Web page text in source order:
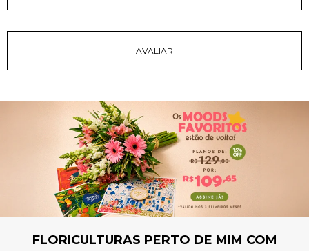
FLORICULTURAS PERTO DE MIM COM